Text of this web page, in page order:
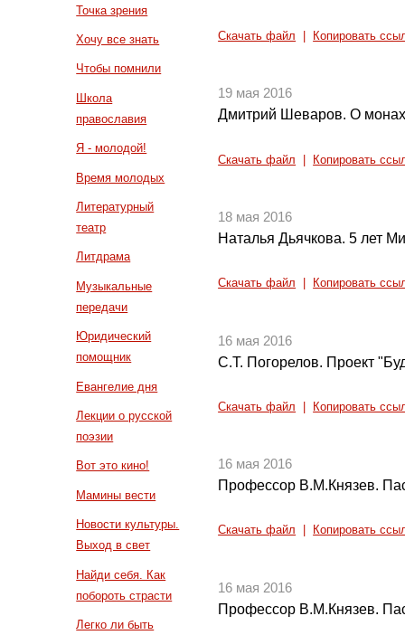
Точка зрения
Хочу все знать
Чтобы помнили
Школа
православия
Я - молодой!
Время молодых
Литературный
театр
Литдрама
Музыкальные
передачи
Юридический
помощник
Евангелие дня
Лекции о русской
поэзии
Вот это кино!
Мамины вести
Новости культуры.
Выход в свет
Найди себя. Как
побороть страсти
Легко ли быть
Скачать файл Копировать
19 мая 2016
Дмитрий Шеваров. О
Скачать файл Копировать
18 мая 2016
Наталья Дьячкова. 5 лет
Скачать файл Копировать
16 мая 2016
С.Т. Погорелов. Проект
Скачать файл Копировать
16 мая 2016
Профессор В.М.Князев.
Скачать файл Копировать
16 мая 2016
Профессор В.М.Князев.